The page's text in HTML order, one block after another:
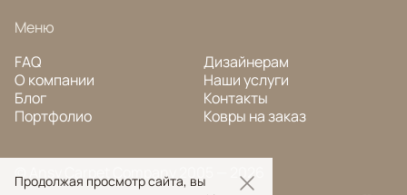
Меню
FAQ
О компании
Блог
Портфолио
Дизайнерам
Наши услуги
Контакты
Ковры на заказ
© Ansy Carpet Company 2005 — 2026
Продолжая просмотр сайта, вы